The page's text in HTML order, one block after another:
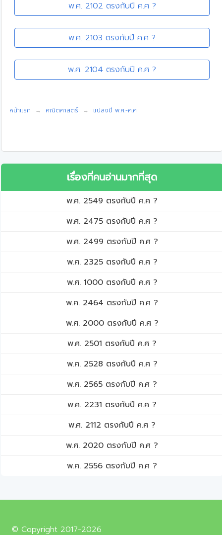
พ.ศ. 2102 ตรงกับปี ค.ศ ?
พ.ศ. 2103 ตรงกับปี ค.ศ ?
พ.ศ. 2104 ตรงกับปี ค.ศ ?
หน้าแรก คณิตศาสตร์ แปลงปี พ.ศ.-ค.ศ
เรื่องที่คนอ่านมากที่สุด
พ.ศ. 2549 ตรงกับปี ค.ศ ?
พ.ศ. 2475 ตรงกับปี ค.ศ ?
พ.ศ. 2499 ตรงกับปี ค.ศ ?
พ.ศ. 2325 ตรงกับปี ค.ศ ?
พ.ศ. 1000 ตรงกับปี ค.ศ ?
พ.ศ. 2464 ตรงกับปี ค.ศ ?
พ.ศ. 2000 ตรงกับปี ค.ศ ?
พ.ศ. 2501 ตรงกับปี ค.ศ ?
พ.ศ. 2528 ตรงกับปี ค.ศ ?
พ.ศ. 2565 ตรงกับปี ค.ศ ?
พ.ศ. 2231 ตรงกับปี ค.ศ ?
พ.ศ. 2112 ตรงกับปี ค.ศ ?
พ.ศ. 2020 ตรงกับปี ค.ศ ?
พ.ศ. 2556 ตรงกับปี ค.ศ ?
© Copyright 2017-2026